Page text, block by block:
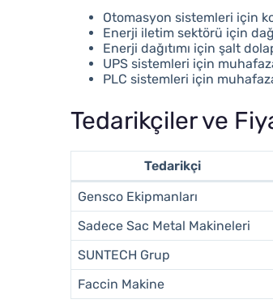
Otomasyon sistemleri için
Enerji iletim sektörü için
Enerji dağıtımı için şalt
UPS sistemleri için
PLC sistemleri için
Tedarikçiler ve
Tedarikçi
Gensco Ekipmanları
Sadece Sac Metal Makineleri
SUNTECH Grup
Faccin Makine